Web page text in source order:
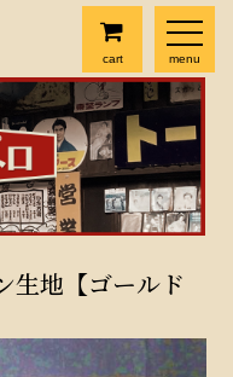
menu
cart
生地【ゴールド